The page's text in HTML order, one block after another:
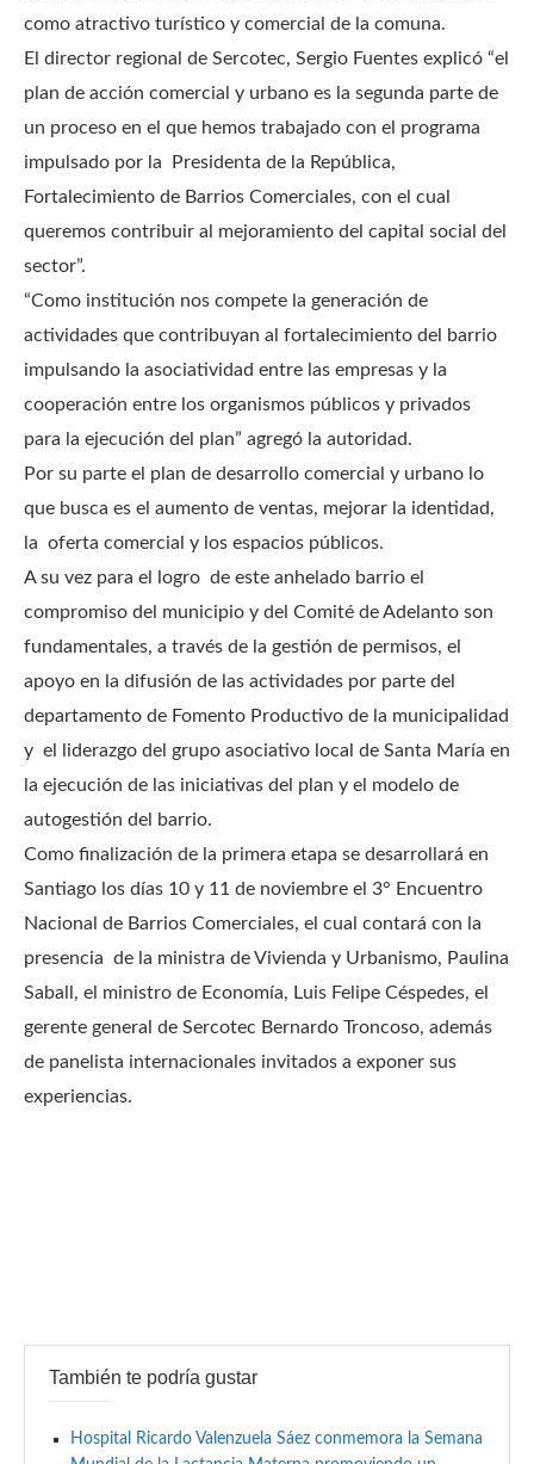
como atractivo turístico y comercial de la comuna.
El director regional de Sercotec, Sergio Fuentes explicó “el
plan de acción comercial y urbano es la segunda parte de
un proceso en el que hemos trabajado con el programa
impulsado por la Presidenta de la República,
Fortalecimiento de Barrios Comerciales, con el cual
queremos contribuir al mejoramiento del capital social del
sector”.
“Como institución nos compete la generación de
actividades que contribuyan al fortalecimiento del barrio
impulsando la asociatividad entre las empresas y la
cooperación entre los organismos públicos y privados
para la ejecución del plan” agregó la autoridad.
Por su parte el plan de desarrollo comercial y urbano lo
que busca es el aumento de ventas, mejorar la identidad,
la oferta comercial y los espacios públicos.
A su vez para el logro de este anhelado barrio el
compromiso del municipio y del Comité de Adelanto son
fundamentales, a través de la gestión de permisos, el
apoyo en la difusión de las actividades por parte del
departamento de Fomento Productivo de la municipalidad
y el liderazgo del grupo asociativo local de Santa María en
la ejecución de las iniciativas del plan y el modelo de
autogestión del barrio.
Como finalización de la primera etapa se desarrollará en
Santiago los días 10 y 11 de noviembre el 3° Encuentro
Nacional de Barrios Comerciales, el cual contará con la
presencia de la ministra de Vivienda y Urbanismo, Paulina
Saball, el ministro de Economía, Luis Felipe Céspedes, el
gerente general de Sercotec Bernardo Troncoso, además
de panelista internacionales invitados a exponer sus
experiencias.
También te podría gustar
Hospital Ricardo Valenzuela Sáez conmemora la Semana